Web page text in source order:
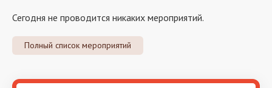
Сегодня не проводится никаких мероприятий.
Полный список мероприятий